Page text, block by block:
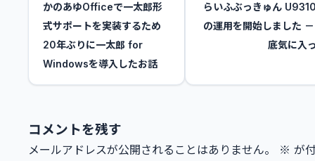
かのあゆOfficeで一太郎形
式サポートを実装するため
20年ぶりに一太郎 for
Windowsを導入したお話
らいふぶっきゅん
の運用を開始しました
底気に入
コメントを残す
メールアドレスが公開されることはありません。 ※ が